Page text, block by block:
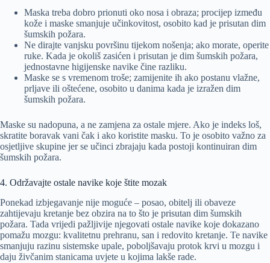
Maska treba dobro prionuti oko nosa i obraza; procijep između
kože i maske smanjuje učinkovitost, osobito kad je prisutan dim
šumskih požara.
Ne dirajte vanjsku površinu tijekom nošenja; ako morate, operite
ruke. Kada je okoliš zasićen i prisutan je dim šumskih požara,
jednostavne higijenske navike čine razliku.
Maske se s vremenom troše; zamijenite ih ako postanu vlažne,
prljave ili oštećene, osobito u danima kada je izražen dim
šumskih požara.
Maske su nadopuna, a ne zamjena za ostale mjere. Ako je indeks loš,
skratite boravak vani čak i ako koristite masku. To je osobito važno za
osjetljive skupine jer se učinci zbrajaju kada postoji kontinuiran dim
šumskih požara.
4. Održavajte ostale navike koje štite mozak
Ponekad izbjegavanje nije moguće – posao, obitelj ili obaveze
zahtijevaju kretanje bez obzira na to što je prisutan dim šumskih
požara. Tada vrijedi pažljivije njegovati ostale navike koje dokazano
pomažu mozgu: kvalitetnu prehranu, san i redovito kretanje. Te navike
smanjuju razinu sistemske upale, poboljšavaju protok krvi u mozgu i
daju živčanim stanicama uvjete u kojima lakše rade.